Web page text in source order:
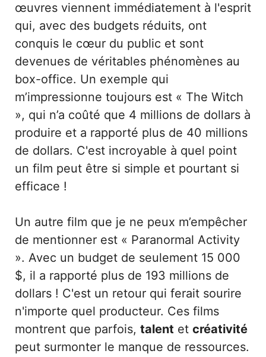
œuvres viennent immédiatement à l'esprit
qui, avec des budgets réduits, ont
conquis le cœur du public et sont
devenues de véritables phénomènes au
box-office. Un exemple qui
m’impressionne toujours est « The Witch
», qui n’a coûté que 4 millions de dollars à
produire et a rapporté plus de 40 millions
de dollars. C'est incroyable à quel point
un film peut être si simple et pourtant si
efficace !
Un autre film que je ne peux m’empêcher
de mentionner est « Paranormal Activity
». Avec un budget de seulement 15 000
$, il a rapporté plus de 193 millions de
dollars ! C'est un retour qui ferait sourire
n'importe quel producteur. Ces films
montrent que parfois, talent et créativité
peut surmonter le manque de ressources.